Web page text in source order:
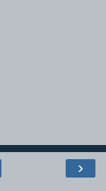
›